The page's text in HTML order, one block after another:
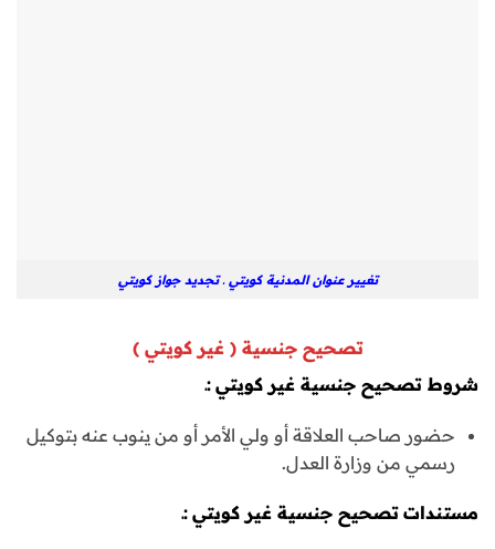
تغيير عنوان المدنية كويتي ـ تجديد جواز كويتي
تصحيح جنسية ( غير كويتي )
شروط تصحيح جنسية غير كويتي :ـ
حضور صاحب العلاقة أو ولي الأمر أو من ينوب عنه بتوكيل
رسمي من وزارة العدل.
مستندات تصحيح جنسية غير كويتي :ـ